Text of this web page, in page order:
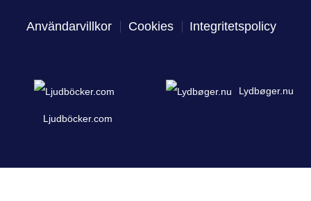
Användarvillkor Cookies Integritetspolicy
Ljudböcker.com
Lydbøger.nu